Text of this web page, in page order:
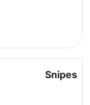
Snipes